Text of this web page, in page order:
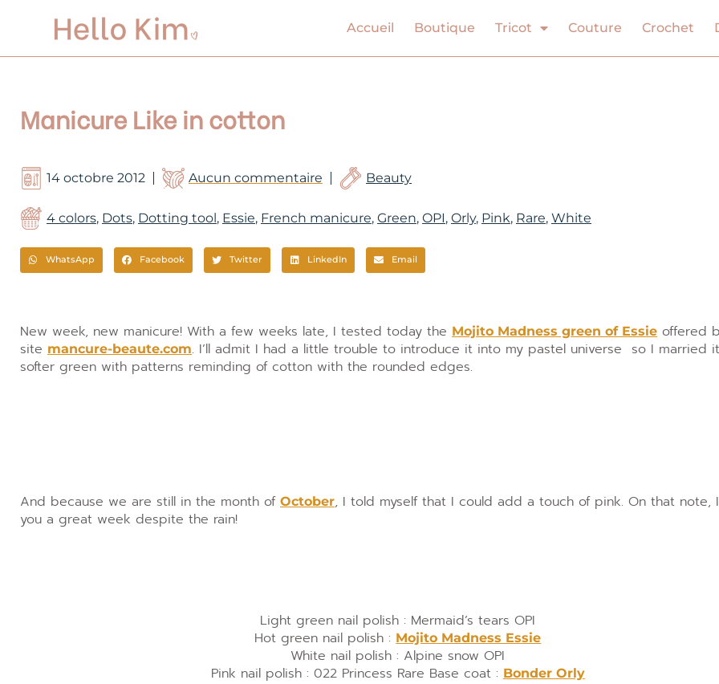
Accueil Boutique Tricot Couture Crochet
Manicure Like in cotton
14 octobre 2012 Aucun commentaire Beauty
4 colors, Dots, Dotting tool, Essie, French manicure, Green, OPI, Orly, Pink, Rare, White
WhatsApp Facebook Twitter LinkedIn Email
New week, new manicure! With a few weeks late, I tested today the Mojito Madness green of Essie offered
site mancure-beaute.com. I’ll admit I had a little trouble to introduce it into my pastel universe so I married
softer green with patterns reminding of cotton with the rounded edges.
And because we are still in the month of October, I told myself that I could add a touch of pink. On that note,
you a great week despite the rain!
Light green nail polish : Mermaid’s tears OPI
Hot green nail polish : Mojito Madness Essie
White nail polish : Alpine snow OPI
Pink nail polish : 022 Princess Rare Base coat : Bonder Orly